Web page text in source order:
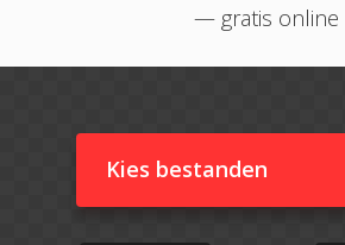
— gratis online
Kies bestanden